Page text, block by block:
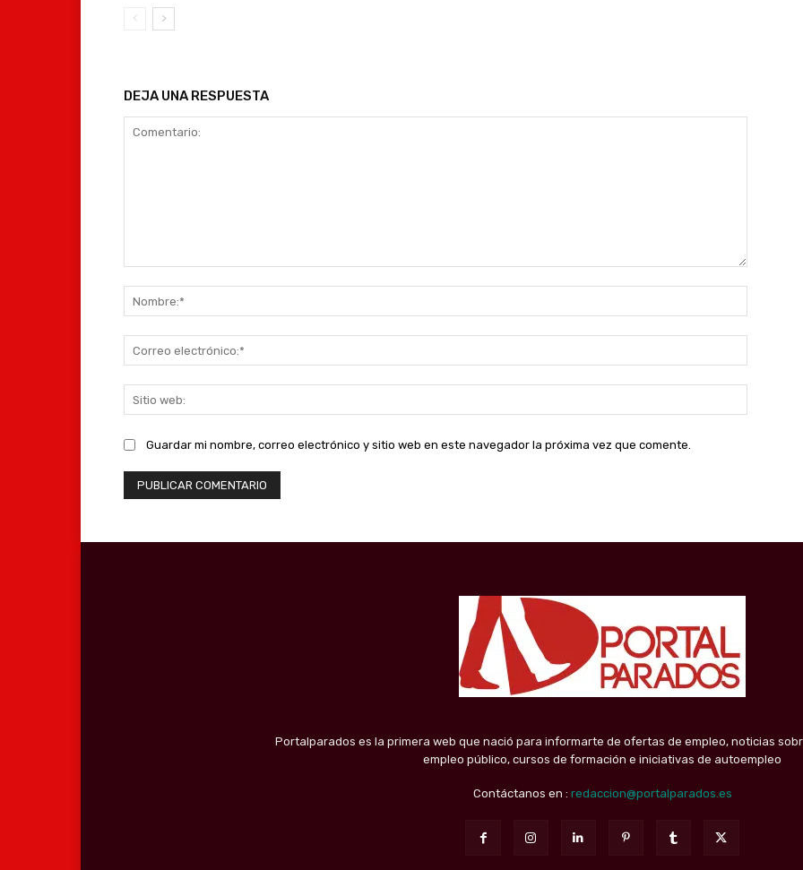
DEJA UNA RESPUESTA
web:
Guardar mi nombre, correo electrónico y sitio web en este navegador la próxima vez que comente.
Portalparados es la primera web que nació para informarte de ofertas de empleo, noticias
empleo público, cursos de formación e iniciativas de autoempleo
Contáctanos en : redaccion@portalparados.es